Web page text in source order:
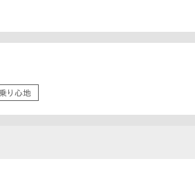
り心地